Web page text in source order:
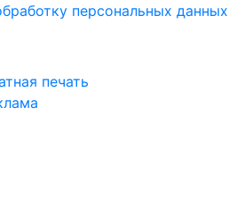
персональных данных
печать